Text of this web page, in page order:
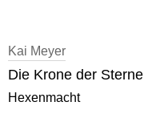
Kai Meyer
Die Krone der Sterne
Hexenmacht